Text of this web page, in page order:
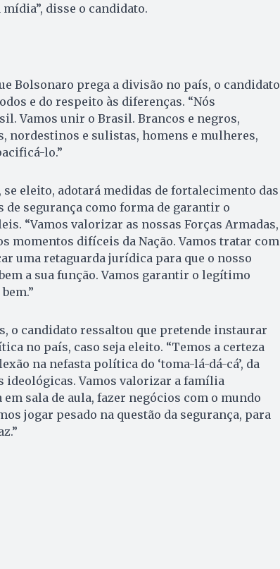
disse o candidato.
Bolsonaro prega a divisão no país, o candidato
e do respeito às diferenças. “Nós
Vamos unir o Brasil. Brancos e negros,
nordestinos e sulistas, homens e mulheres,
lo.”
eleito, adotará medidas de fortalecimento das
de segurança como forma de garantir o
“Vamos valorizar as nossas Forças Armadas,
momentos difíceis da Nação. Vamos tratar com
uma retaguarda jurídica para que o nosso
a sua função. Vamos garantir o legítimo
o candidato ressaltou que pretende instaurar
no país, caso seja eleito. “Temos a certeza
na nefasta política do ‘toma-lá-dá-cá’, da
ideológicas. Vamos valorizar a família
sala de aula, fazer negócios com o mundo
jogar pesado na questão da segurança, para